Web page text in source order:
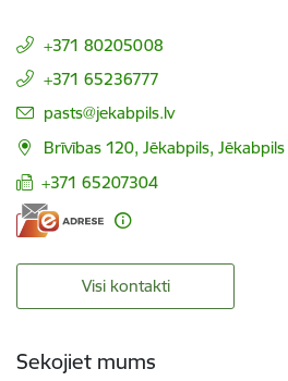
+371 80205008
+371 65236777
E-pasts:
pasts@jekabpils.lv
Brīvības 120, Jēkabpils,
+371 65207304
Visi kontakti
Sekojiet mums